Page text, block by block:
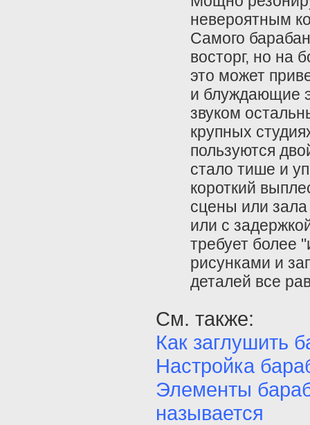
невероятным
Самого
восторг, но на
это может
и блуждающие
звуком
крупных
пользуются
стало тише и
короткий
сцены или
или с
требует более
рисунками и
деталей все
См. также:
Как заглушить
Настройка
Элементы
называется